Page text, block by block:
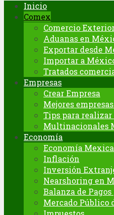
Inicio
Comex
Comercio
Aduanas en
Exportar desde
Importar a
Tratados
Empresas
Crear Empresa
Mejores
Tips para
Multinacionales
Economía
Economía
Inflación
Inversión
Nearshoring en
Balanza de
Mercado Público